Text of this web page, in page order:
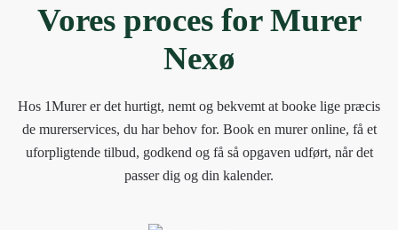
Vores proces for Murer
Nexø
Hos 1Murer er det hurtigt, nemt og bekvemt at booke lige præcis
de murerservices, du har behov for. Book en murer online, få et
uforpligtende tilbud, godkend og få så opgaven udført, når det
passer dig og din kalender.